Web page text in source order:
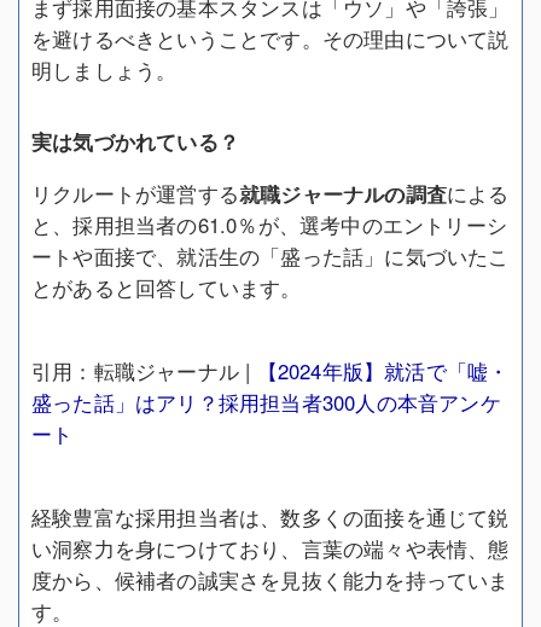
まず採用面接の基本スタンスは「ウソ」や「誇張」
を避けるべきということです。その理由について説
明しましょう。
実は気づかれている？
リクルートが運営する就職ジャーナルの調査による
と、採用担当者の61.0％が、選考中のエントリーシ
ートや面接で、就活生の「盛った話」に気づいたこ
とがあると回答しています。
引用：転職ジャーナル |
【2024年版】就活で「嘘・
盛った話」はアリ？採用担当者300人の本音アンケ
ート
経験豊富な採用担当者は、数多くの面接を通じて鋭
い洞察力を身につけており、言葉の端々や表情、態
度から、候補者の誠実さを見抜く能力を持っていま
す。